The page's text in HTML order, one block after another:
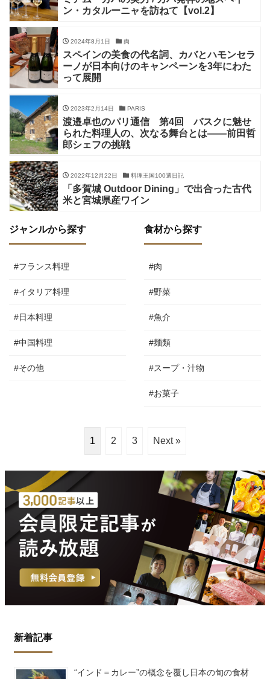
ン・カタルーニャを訪ねて【vol.2】
2024年8月1日 肉
スペインの美食の代名詞、カバとハモンセラ
ーノが日本向けのキャンペーンを3年にわた
って展開
2023年2月14日 PARIS
渡邉卓也のパリ通信 第4回 バスクに魅せ
られた料理人の、次なる舞台とは——前田哲
郎シェフの挑戦
2022年12月22日 料理王国100選日記
「多賀城 Outdoor Dining」で出合った古代
米と宮城県産ワイン
ジャンルから探す
#フランス料理
#イタリア料理
#日本料理
#中国料理
#その他
食材から探す
#肉
#野菜
#魚介
#麺類
#スープ・汁物
#お菓子
1 2 3 Next »
新着記事
“インド＝カレー”の概念を覆し日本の旬の食材